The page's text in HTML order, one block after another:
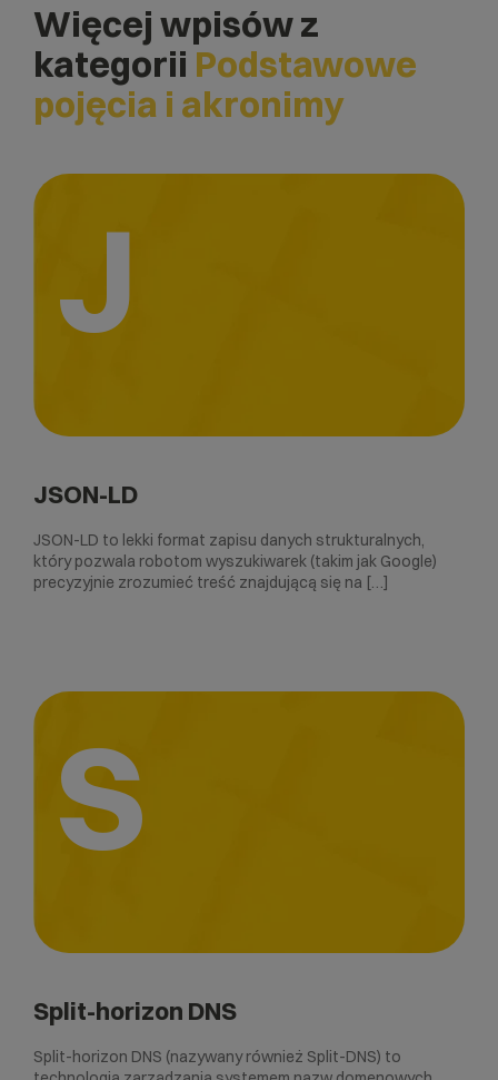
Więcej wpisów z
kategorii Podstawowe
pojęcia i akronimy
J
JSON-LD
JSON-LD to lekki format zapisu danych strukturalnych,
który pozwala robotom wyszukiwarek (takim jak Google)
precyzyjnie zrozumieć treść znajdującą się na […]
S
Split-horizon DNS
Split-horizon DNS (nazywany również Split-DNS) to